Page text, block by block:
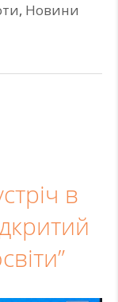
, Новини
в